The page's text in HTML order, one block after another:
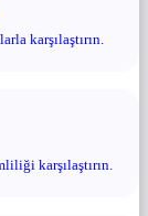
karşılaştırın.
karşılaştırın.